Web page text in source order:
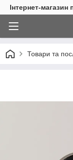
Інтернет-магазин
Товари та